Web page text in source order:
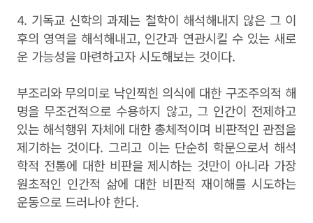
4. 기독교 신학의 과제는 철학이 해석해내지 않은 그 이
후의 영역을 해석해내고, 인간과 연관시킬 수 있는 새로
운 가능성을 마련하고자 시도해보는 것이다.
부조리와 무의미로 낙인찍힌 의식에 대한 구조주의적 해
명을 무조건적으로 수용하지 않고, 그 인간이 전제하고
있는 해석행위 자체에 대한 총체적이며 비판적인 관점을
제기하는 것이다. 그리고 이는 단순히 학문으로서 해석
학적 전통에 대한 비판을 제시하는 것만이 아니라 가장
원초적인 인간적 삶에 대한 비판적 재이해를 시도하는
운동으로 드러나야 한다.